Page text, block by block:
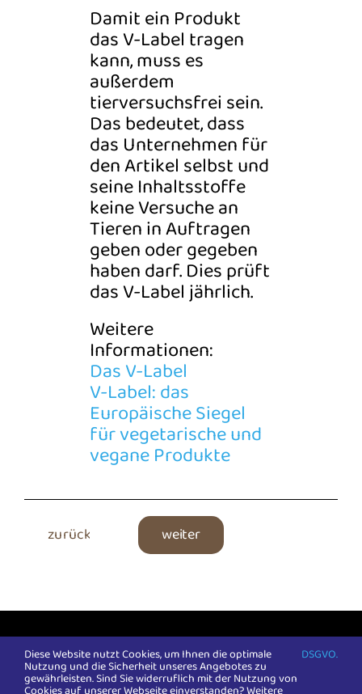
Damit ein Produkt
das V-Label tragen
kann, muss es
außerdem
tierversuchsfrei sein.
Das bedeutet, dass
das Unternehmen für
den Artikel selbst und
seine Inhaltsstoffe
keine Versuche an
Tieren in Auftragen
geben oder gegeben
haben darf. Dies prüft
das V-Label jährlich.
Weitere
Informationen:
Das V-Label
V-Label: das
Europäische Siegel
für vegetarische und
vegane Produkte
zurück weiter
COPYRIGHT 2024:Ideaalwerk gGmbH| Alle Rechte
vorbehalten |Impressum|DSGVO
Diese Website nutzt Cookies, um Ihnen die optimale
Nutzung und die Sicherheit unseres Angebotes zu
gewährleisten. Sind Sie widerruflich mit der Nutzung von
DSGVO.